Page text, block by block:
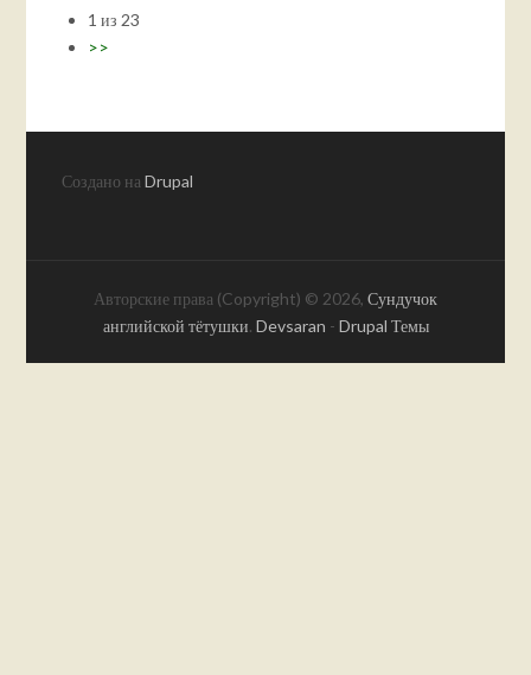
1 из 23
>>
Создано наDrupal
Авторские права (Copyright) © 2026, Сундучок
английской тётушки. Devsaran - Drupal Темы